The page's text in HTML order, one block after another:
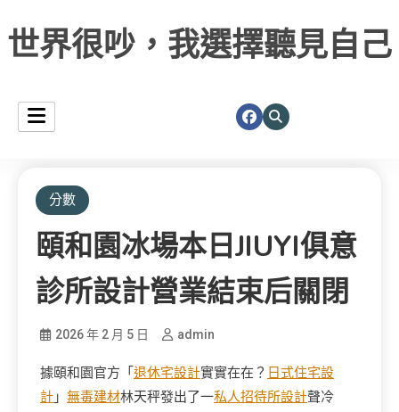
世界很吵，我選擇聽見自己
分數
頤和園冰場本日JIUYI俱意
診所設計營業結束后關閉
2026 年 2 月 5 日 admin
據頤和園官方「 退休宅設計實實在在？ 日式住宅設
計 」 無毒建材林天秤發出了一私人招待所設計聲冷